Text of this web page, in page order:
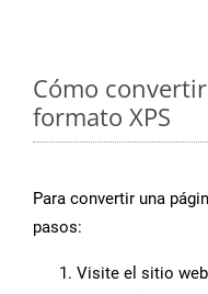
Cómo
formato XPS
Para convertir una
pasos:
Visite el sitio web